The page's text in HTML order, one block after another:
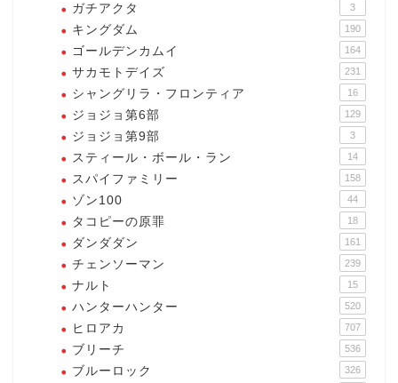
ガチアクタ 3
キングダム 190
ゴールデンカムイ 164
サカモトデイズ 231
シャングリラ・フロンティア 16
ジョジョ第6部 129
ジョジョ第9部 3
スティール・ボール・ラン 14
スパイファミリー 158
ゾン100 44
タコピーの原罪 18
ダンダダン 161
チェンソーマン 239
ナルト 15
ハンターハンター 520
ヒロアカ 707
ブリーチ 536
ブルーロック 326